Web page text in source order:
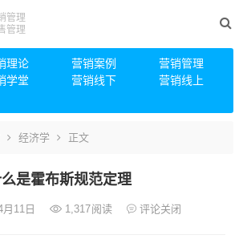
管理
管理
理论 营销案例
营销管理
学堂 营销线下
营销线上
经济学 正文
是霍布斯规范定理
11日 1,317阅读 评论关闭